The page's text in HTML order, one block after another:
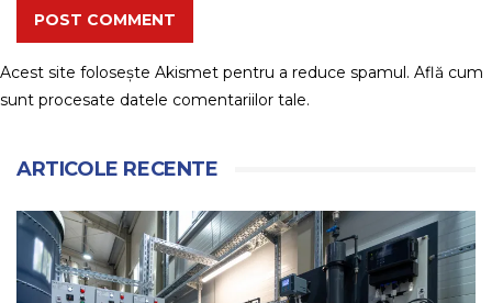
POST COMMENT
Acest site folosește Akismet pentru a reduce spamul. Află cum
sunt procesate datele comentariilor tale.
ARTICOLE RECENTE